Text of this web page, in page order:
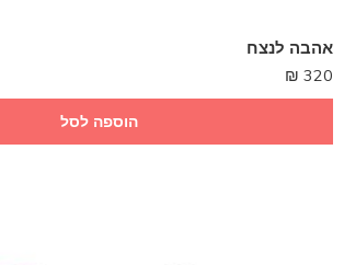
אהבה לנצח
320
₪
הוספה לסל